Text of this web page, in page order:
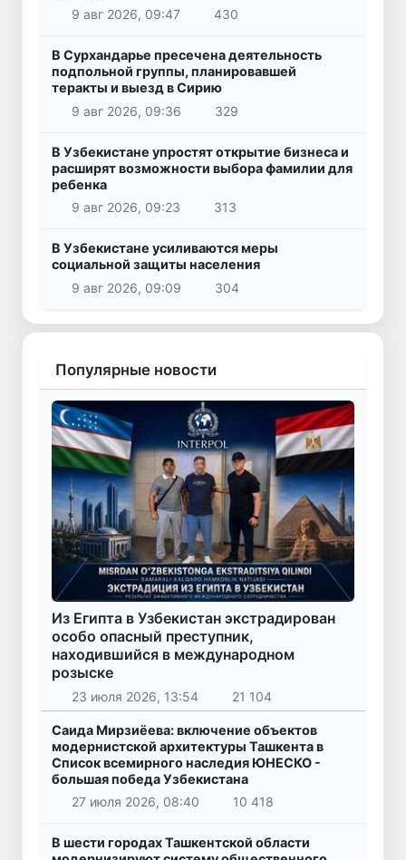
9 авг 2026, 09:47
430
В Сурхандарье пресечена деятельность
подпольной группы, планировавшей
теракты и выезд в Сирию
9 авг 2026, 09:36
329
В Узбекистане упростят открытие бизнеса и
расширят возможности выбора фамилии для
ребенка
9 авг 2026, 09:23
313
В Узбекистане усиливаются меры
социальной защиты населения
9 авг 2026, 09:09
304
Популярные новости
Из Египта в Узбекистан экстрадирован
особо опасный преступник,
находившийся в международном
розыске
23 июля 2026, 13:54 21 104
Саида Мирзиёева: включение объектов
модернистской архитектуры Ташкента в
Список всемирного наследия ЮНЕСКО -
большая победа Узбекистана
27 июля 2026, 08:40
10 418
В шести городах Ташкентской области